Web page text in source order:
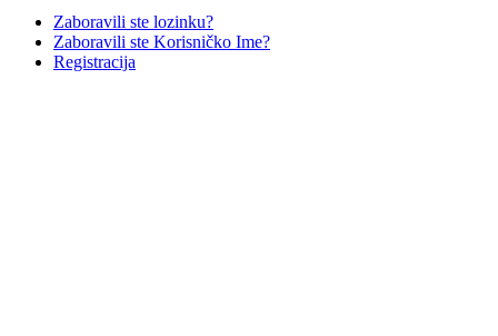
Zaboravili ste lozinku?
Zaboravili ste Korisničko Ime?
Registracija